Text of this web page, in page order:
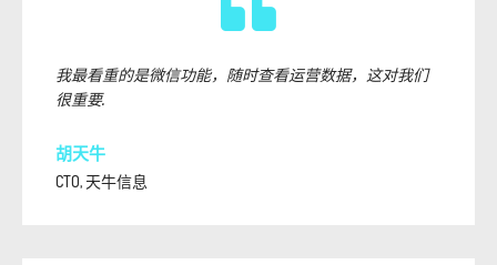
我最看重的是微信功能，随时查看运营数据，这对我们
很重要.
胡天牛
CTO, 天牛信息